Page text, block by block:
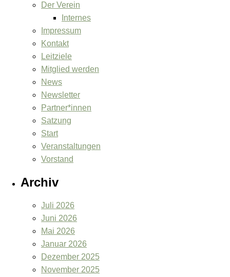
Der Verein
Internes
Impressum
Kontakt
Leitziele
Mitglied werden
News
Newsletter
Partner*innen
Satzung
Start
Veranstaltungen
Vorstand
Archiv
Juli 2026
Juni 2026
Mai 2026
Januar 2026
Dezember 2025
November 2025